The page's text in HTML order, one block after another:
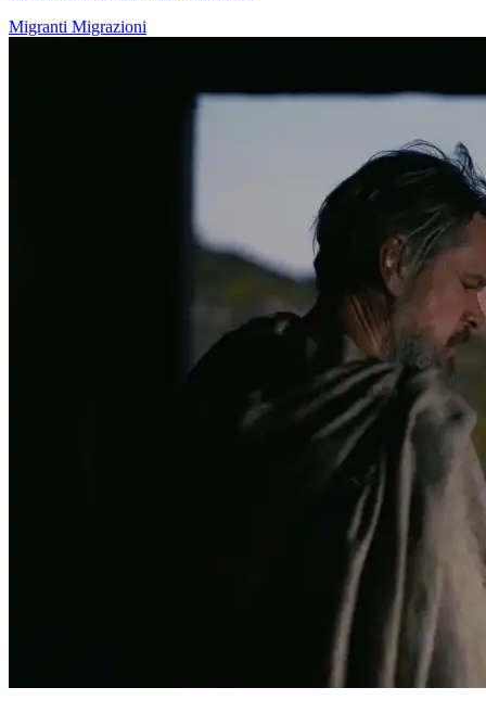
Migranti Migrazioni